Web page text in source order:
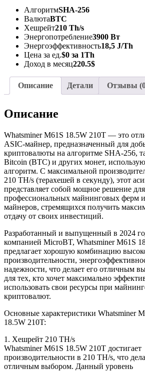
АлгоритмSHA-256
ВалютаBTC
Хешрейт210 Th/s
Энергопотребление3900 Вт
Энергоэффективность18,5 J/Th
Цена за ед.$0 за 1Th
Доход в месяц220.5$
Описание Детали Отзывы
Описание
Whatsminer M61S 18.5W 210T — это
ASIC-майнер, предназначенный для
криптовалюты на алгоритме SHA-256,
Bitcoin (BTC) и других монет,
алгоритм. С максимальной
210 TH/s (терахешей в секунду), этот
представляет собой мощное решение для
профессиональных майнинговых ферм
майнеров, стремящихся получить
отдачу от своих инвестиций.
Разработанный и выпущенный в 2024
компанией MicroBT, Whatsminer M61S
предлагает хорошую комбинацию
производительности,
надежности, что делает его отличным
для тех, кто хочет максимально
использовать свои ресурсы при
криптовалют.
Основные характеристики Whatsminer
18.5W 210T:
1. Хешрейт 210 TH/s
Whatsminer M61S 18.5W 210T достигает
производительности в 210 TH/s, что
отличным выбором. Данный уровень